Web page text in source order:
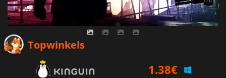
Topwinkels
1.83€